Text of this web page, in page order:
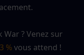
% vous attend !